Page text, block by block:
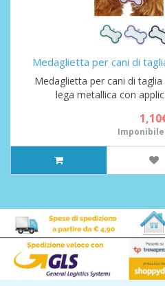
Medaglietta per cani di
Medaglietta per cani di
lega metallica con